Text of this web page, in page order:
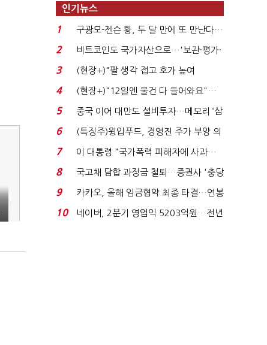
인기뉴스
1
구광모-젠슨 황, 두 달 만에 또 만난다…
로봇·AI 등 논...
2
비트코인도 국가자산으로…'보관·평가·
처분' 기준은 ...
3
(현장+)"팔 생각 접고 호가 높여
요"…'덜 똘똘한 한 채' 20...
4
(현장+)"12일엔 물건 다 들어와요"…
빈 매대 채우며 문 연 ...
5
중국 이어 대만도 설비투자…메모리 ‘삼
국전쟁’
6
(특징주)윙입푸드, 경영진 주가 부양 의
지에 상한가...
7
이 대통령 "국가폭력 피해자에 사과…
적극적 조사로 진...
8
국고채 담합 과징금 철퇴…증권사 '충당
금 폭탄' 우려...
9
카카오, 올해 임금협약 최종 타결…연봉
6.3% 인상·격려...
10
네이버, 2분기 영업익 5203억원…전년